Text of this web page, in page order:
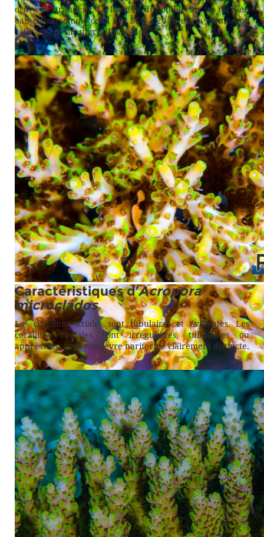
La même colonie de plus près.
ordre de grandeur. La lumière disponible sur un récif en
eau claire comme celui des SCC à 20 m est la même que
celle à 10 m sur un récif turbide.
La même colonie d’un peu plus près, notes les corallites axiales
Une vue macro de l’une des branches.
Caractéristiques d’Acropora
microclados
Les corallites axiales sont tubulaires et évidentes. Les
corallites radiales sont irrégulières, tubulaires ou
appréssées, avec une lèvre nariforme clairement distincte.